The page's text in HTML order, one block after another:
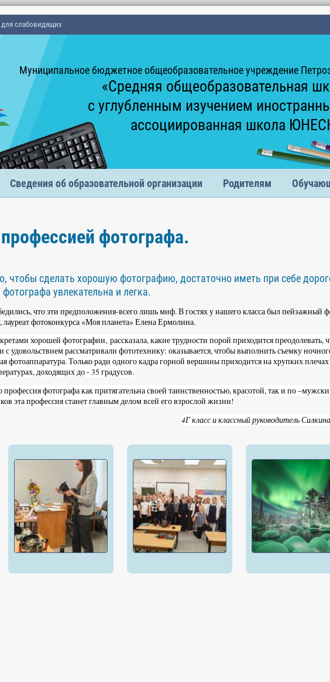
для слабовидящих
Муниципальное бюджетное общеобразовательное учреждение
«Средняя общеобразовательная
с углубленным изучением
ассоциированная школа
Сведения об образовательной организации Родителям
фотографа.
чтобы сделать хорошую фотографию, достаточно иметь при себе
увлекательна и легка.
что эти предположения-всего лишь миф. В гостях у нашего класса был пейзажный
лауреат фотоконкурса «Моя планета» Елена Ермолина.
хорошей фотографии, рассказала, какие трудности порой приходится преодолевать,
удовольствием рассматривали фототехнику: оказывается, чтобы выполнить съемку
фотоаппаратура. Только ради одного кадра горной вершины приходится на хрупких
доходящих до - 35 градусов.
профессия фотографа как притягательна своей таинственностью, красотой, так и по
эта профессия станет главным делом всей его взрослой жизни!
4Г класс и классный руководитель